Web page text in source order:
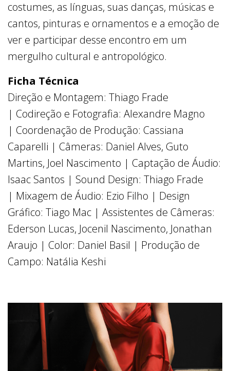
costumes, as línguas, suas danças, músicas e
cantos, pinturas e ornamentos e a emoção de
ver e participar desse encontro em um
mergulho cultural e antropológico.
Ficha Técnica
Direção e Montagem: Thiago Frade
| Codireção e Fotografia: Alexandre Magno
| Coordenação de Produção: Cassiana
Caparelli | Câmeras: Daniel Alves, Guto
Martins, Joel Nascimento | Captação de Áudio:
Isaac Santos | Sound Design: Thiago Frade
| Mixagem de Áudio: Ezio Filho | Design
Gráfico: Tiago Mac | Assistentes de Câmeras:
Ederson Lucas, Jocenil Nascimento, Jonathan
Araujo | Color: Daniel Basil | Produção de
Campo: Natália Keshi